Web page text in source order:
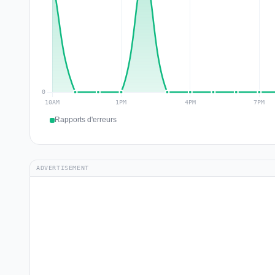
Rapports d'erreurs
ADVERTISEMENT